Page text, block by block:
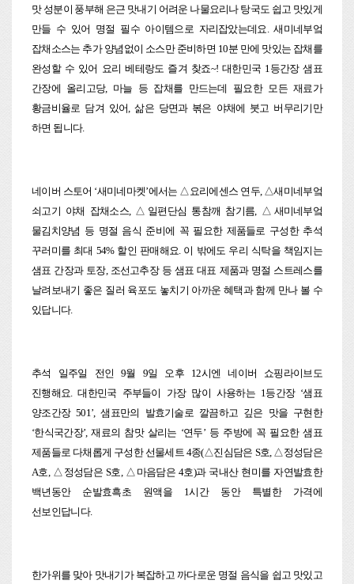
맛 성분이 풍부해 은근 맛내기 어려운 나물요리나 탕국도 쉽고 맛있게
만들 수 있어 명절 필수 아이템으로 자리잡았는데요. 새미네부엌
잡채소스는 추가 양념없이 소스만 준비하면 10분 만에 맛있는 잡채를
완성할 수 있어 요리 베테랑도 즐겨 찾죠~! 대한민국 1등간장 샘표
간장에 올리고당, 마늘 등 잡채를 만드는데 필요한 모든 재료가
황금비율로 담겨 있어, 삶은 당면과 볶은 야채에 붓고 버무리기만
하면 됩니다.
네이버 스토어 ‘새미네마켓’에서는 △요리에센스 연두, △새미네부엌
쇠고기 야채 잡채소스, △일편단심 통참깨 참기름, △새미네부엌
물김치양념 등 명절 음식 준비에 꼭 필요한 제품들로 구성한 추석
꾸러미를 최대 54% 할인 판매해요. 이 밖에도 우리 식탁을 책임지는
샘표 간장과 토장, 조선고추장 등 샘표 대표 제품과 명절 스트레스를
날려보내기 좋은 질러 육포도 놓치기 아까운 혜택과 함께 만나 볼 수
있답니다.
추석 일주일 전인 9월 9일 오후 12시엔 네이버 쇼핑라이브도
진행해요. 대한민국 주부들이 가장 많이 사용하는 1등간장 ‘샘표
양조간장 501’, 샘표만의 발효기술로 깔끔하고 깊은 맛을 구현한
‘한식국간장’, 재료의 참맛 살리는 ‘연두’ 등 주방에 꼭 필요한 샘표
제품들로 다채롭게 구성한 선물세트 4종(△진심담은 S호, △정성담은
A호, △정성담은 S호, △마음담은 4호)과 국내산 현미를 자연발효한
백년동안 순발효흑초 원액을 1시간 동안 특별한 가격에
선보인답니다.
한가위를 맞아 맛내기가 복잡하고 까다로운 명절 음식을 쉽고 맛있고